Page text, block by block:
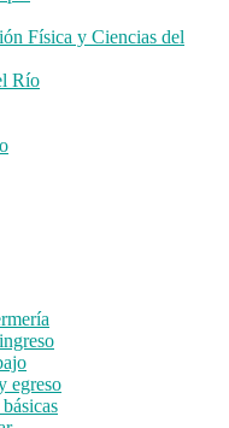
Física y Ciencias del
Río
egreso